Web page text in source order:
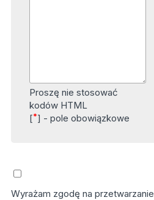
Proszę nie stosować
kodów HTML
[*] - pole obowiązkowe
Wyrażam zgodę na przetwarzanie